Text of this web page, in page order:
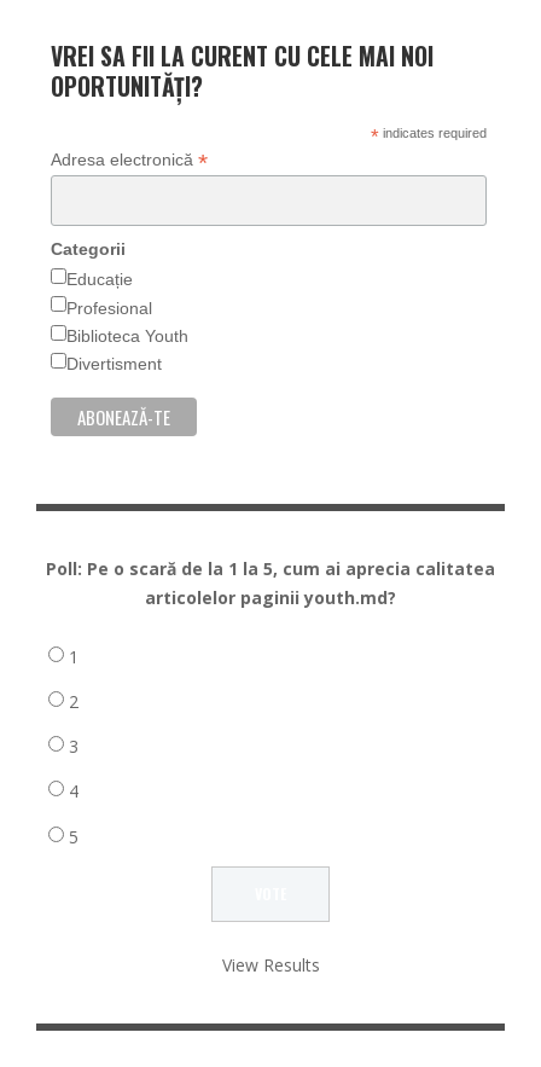
VREI SA FII LA CURENT CU CELE MAI NOI
OPORTUNITĂȚI?
*indicates required
Adresa electronică *
Categorii
Educație
Profesional
Biblioteca Youth
Divertisment
Poll: Pe o scară de la 1 la 5, cum ai aprecia calitatea
articolelor paginii youth.md?
1
2
3
4
5
View Results